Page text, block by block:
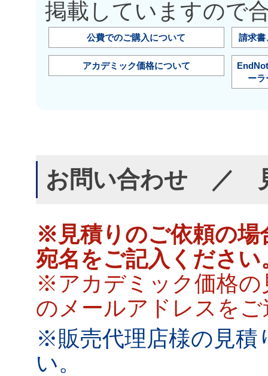
掲載していますので
公費でのご購入について 請求書
アカデミック価格について
ー
お問い合わせ ／
※見積りのご依頼の場
宛名をご記入ください
※アカデミック価格の
のメールアドレスを
※販売代理店様の見積
い。